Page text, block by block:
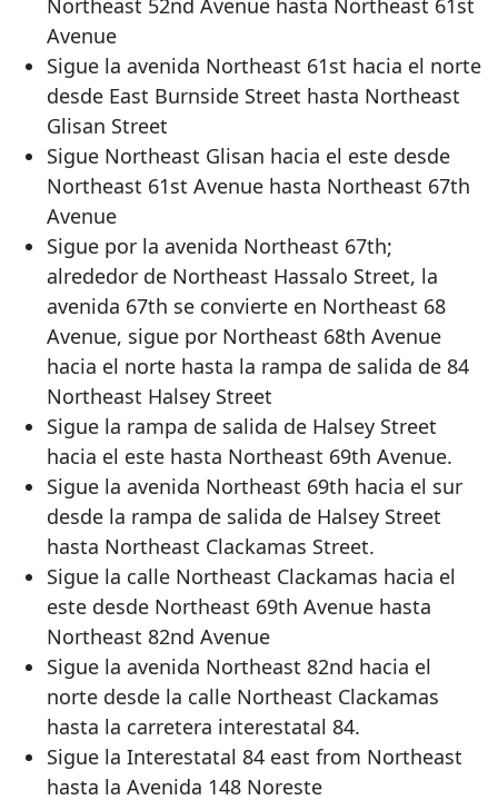
Northeast 52nd Avenue hasta Northeast 61st
Avenue
Sigue la avenida Northeast 61st hacia el norte
desde East Burnside Street hasta Northeast
Glisan Street
Sigue Northeast Glisan hacia el este desde
Northeast 61st Avenue hasta Northeast 67th
Avenue
Sigue por la avenida Northeast 67th;
alrededor de Northeast Hassalo Street, la
avenida 67th se convierte en Northeast 68
Avenue, sigue por Northeast 68th Avenue
hacia el norte hasta la rampa de salida de 84
Northeast Halsey Street
Sigue la rampa de salida de Halsey Street
hacia el este hasta Northeast 69th Avenue.
Sigue la avenida Northeast 69th hacia el sur
desde la rampa de salida de Halsey Street
hasta Northeast Clackamas Street.
Sigue la calle Northeast Clackamas hacia el
este desde Northeast 69th Avenue hasta
Northeast 82nd Avenue
Sigue la avenida Northeast 82nd hacia el
norte desde la calle Northeast Clackamas
hasta la carretera interestatal 84.
Sigue la Interestatal 84 east from Northeast
hasta la Avenida 148 Noreste